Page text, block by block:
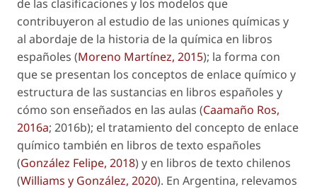
de las clasificaciones y los modelos que
contribuyeron al estudio de las uniones químicas y
al abordaje de la historia de la química en libros
españoles (Moreno Martínez, 2015); la forma con
que se presentan los conceptos de enlace químico y
estructura de las sustancias en libros españoles y
cómo son enseñados en las aulas (Caamaño Ros,
2016a; 2016b); el tratamiento del concepto de enlace
químico también en libros de texto españoles
(González Felipe, 2018) y en libros de texto chilenos
(Williams y González, 2020). En Argentina, relevamos